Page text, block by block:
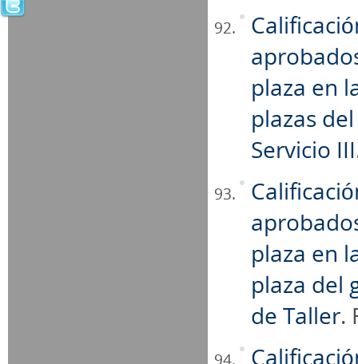
plaza en
plazas
Servicio
plaza en
plaza del
de Taller.